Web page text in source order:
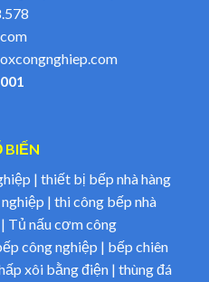
BIẾN
| thiết bị bếp nhà hàng
| thi công bếp nhà
Tủ nấu cơm công
công nghiệp | bếp chiên
xôi bằng điện | thùng đá